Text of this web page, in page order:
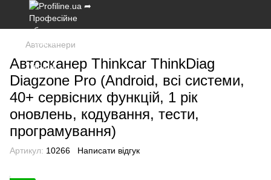
Автосканери
Автосканер Thinkcar ThinkDiag
Diagzone Pro (Android, всі системи,
40+ сервісних функцій, 1 рік
оновлень, кодування, тести,
програмування)
Артикул: 10266 Написати відгук